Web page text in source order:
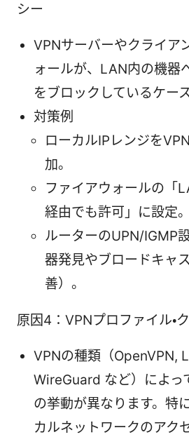
シー
VPNサーバーやクライア
ォールが、LAN内の機器
をブロックしているケー
対策例
ローカルIPレンジを
加。
ファイアウォールの「
経由でも許可」に設定。
ルーターのUPN/IGMP
器発見やブロードキャ
善）。
原因4：VPNプロファイル・
VPNの種類（OpenVPN,
WireGuard など）によっ
の挙動が異なります。特
カルネットワークのアク